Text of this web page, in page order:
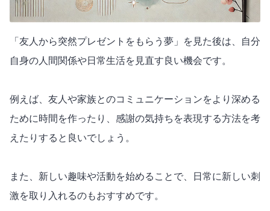
「友人から突然プレゼントをもらう夢」を見た後は、自分
自身の人間関係や日常生活を見直す良い機会です。
例えば、友人や家族とのコミュニケーションをより深める
ために時間を作ったり、感謝の気持ちを表現する方法を考
えたりすると良いでしょう。
また、新しい趣味や活動を始めることで、日常に新しい刺
激を取り入れるのもおすすめです。